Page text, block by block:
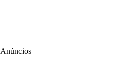
Anúncios